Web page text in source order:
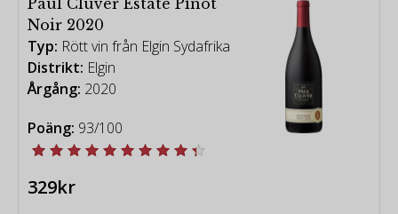
Noir 2020
Typ: Rött vin från Elgin Sydafrika
Distrikt: Elgin
Årgång: 2020
Poäng: 93/100
329kr